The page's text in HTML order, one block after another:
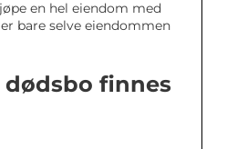
en hel eiendom med
bare selve eiendommen
finnes